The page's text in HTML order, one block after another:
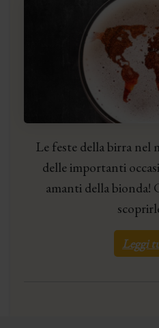
Le feste della birra nel
delle importanti
amanti della bionda!
Leggi